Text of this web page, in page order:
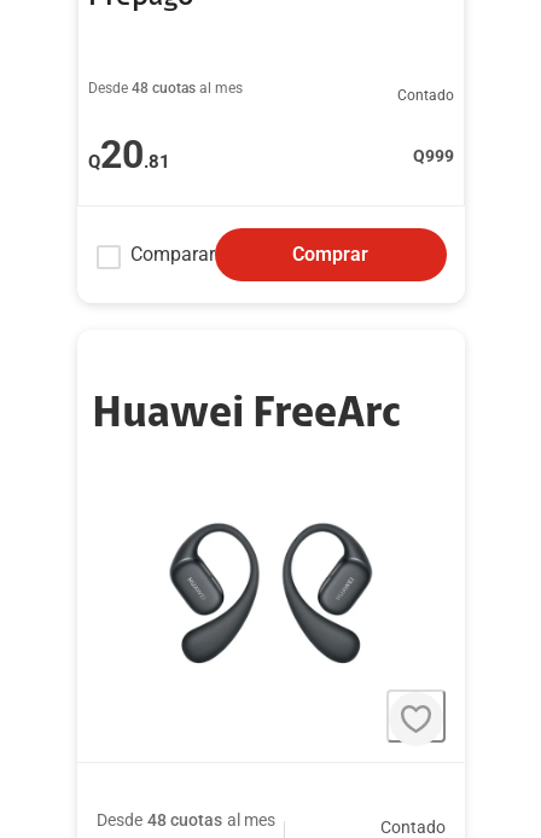
Desde 48 cuotas al mes
Q20.81
Contado
Q999
Comparar Comprar
Huawei FreeArc
Desde 48 cuotas al mes Contado